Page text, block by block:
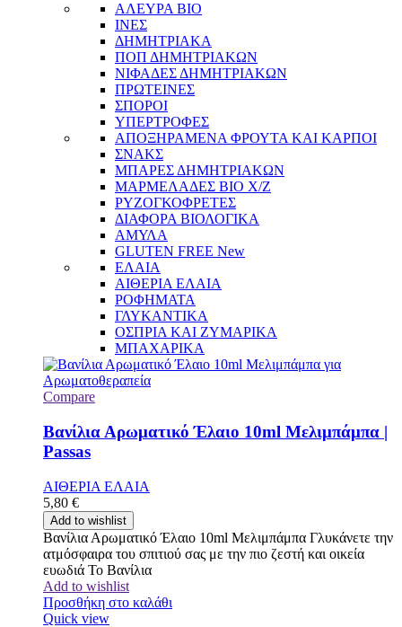
ΑΛΕΥΡΑ BIO
ΙΝΕΣ
ΔΗΜΗΤΡΙΑΚΑ
ΠΟΠ ΔΗΜΗΤΡΙΑΚΩΝ
ΝΙΦΑΔΕΣ ΔΗΜΗΤΡΙΑΚΩΝ
ΠΡΩΤΕΙΝΕΣ
ΣΠΟΡΟΙ
ΥΠΕΡΤΡΟΦΕΣ
ΑΠΟΞΗΡΑΜΕΝΑ ΦΡΟΥΤΑ ΚΑΙ ΚΑΡΠΟΙ
ΣΝΑΚΣ
ΜΠΑΡΕΣ ΔΗΜΗΤΡΙΑΚΩΝ
ΜΑΡΜΕΛΑΔΕΣ BIO Χ/Ζ
ΡΥΖΟΓΚΟΦΡΕΤΕΣ
ΔΙΑΦΟΡΑ ΒΙΟΛΟΓΙΚΑ
ΑΜΥΛΑ
GLUTEN FREE New
ΕΛΑΙΑ
ΑΙΘΕΡΙΑ ΕΛΑΙΑ
ΡΟΦΗΜΑΤΑ
ΓΛΥΚΑΝΤΙΚΑ
ΟΣΠΡΙΑ ΚΑΙ ΖΥΜΑΡΙΚΑ
ΜΠΑΧΑΡΙΚΑ
Compare
Βανίλια Αρωματικό Έλαιο 10ml Μελιμπάμπα |
Passas
ΑΙΘΕΡΙΑ ΕΛΑΙΑ
5,80 €
Add to wishlist
Βανίλια Αρωματικό Έλαιο 10ml Μελιμπάμπα Γλυκάνετε την
ατμόσφαιρα του σπιτιού σας με την πιο ζεστή και οικεία
ευωδιά Το Βανίλια
Add to wishlist
Προσθήκη στο καλάθι
Quick view